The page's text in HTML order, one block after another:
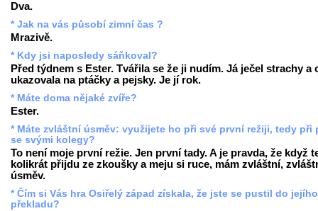
Dva.
* Jak na vás působí zimní čas ?
Mrazivě.
* Kdy jsi naposledy sáňkoval?
Před týdnem s Ester. Tvářila se že ji nudím. Já ječel strachy a
ukazovala na ptáčky a pejsky. Je jí rok.
* Máte doma nějaké zvíře?
Ester.
* Máte zvláštní úsměv: využijete ho při své první režiji, tedy při
se svými kolegy?
To není moje první režie. Jen první tady. A je pravda, že když
kolikrát přijdu ze zkoušky a meju si ruce, mám zvláštní,
úsměv.
* Čím si Vás hra Osiřelý západ získala, že jste se pustil do jejího
překladu?